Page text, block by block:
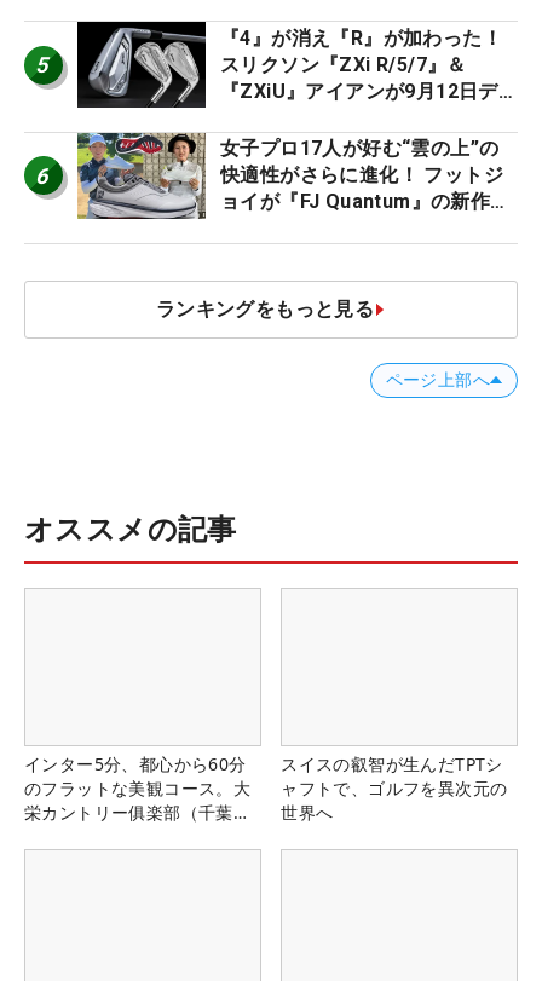
5
『4』が消え『R』が加わった！
スリクソン『ZXi R/5/7』＆
『ZXiU』アイアンが9月12日デ
6
女子プロ17人が好む“雲の上”の
快適性がさらに進化！ フットジ
ョイが『FJ Quantum』の新作を
ランキングをもっと見る
ページ上部へ
オススメの記事
インター5分、都心から60分
のフラットな美観コース。大
栄カントリー俱楽部（千葉
スイスの叡智が生んだTPTシ
ャフトで、ゴルフを異次元の
世界へ